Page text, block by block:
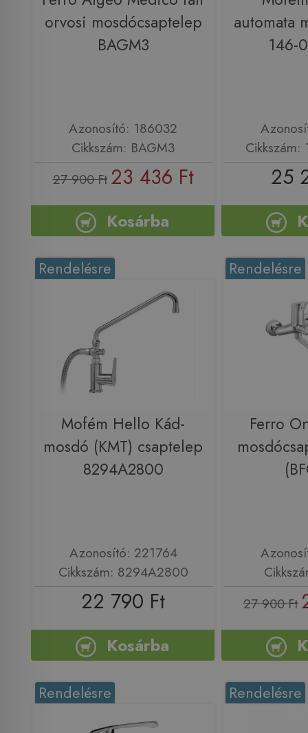
orvosi mosdócsaptelep
BAGM3
Azonosító: 186032
Cikkszám: BAGM3
27 900 Ft 23 436 Ft
Kosárba
automata
146-
25
Rendelésre
Mofém Hello Kád-
mosdó (KMT) csaptelep
8294A2800
Azonosító: 221764
Cikkszám: 8294A2800
22 790 Ft
Kosárba
Rendelésre
Ferro
27 900 Ft
Rendelésre Rendelésre